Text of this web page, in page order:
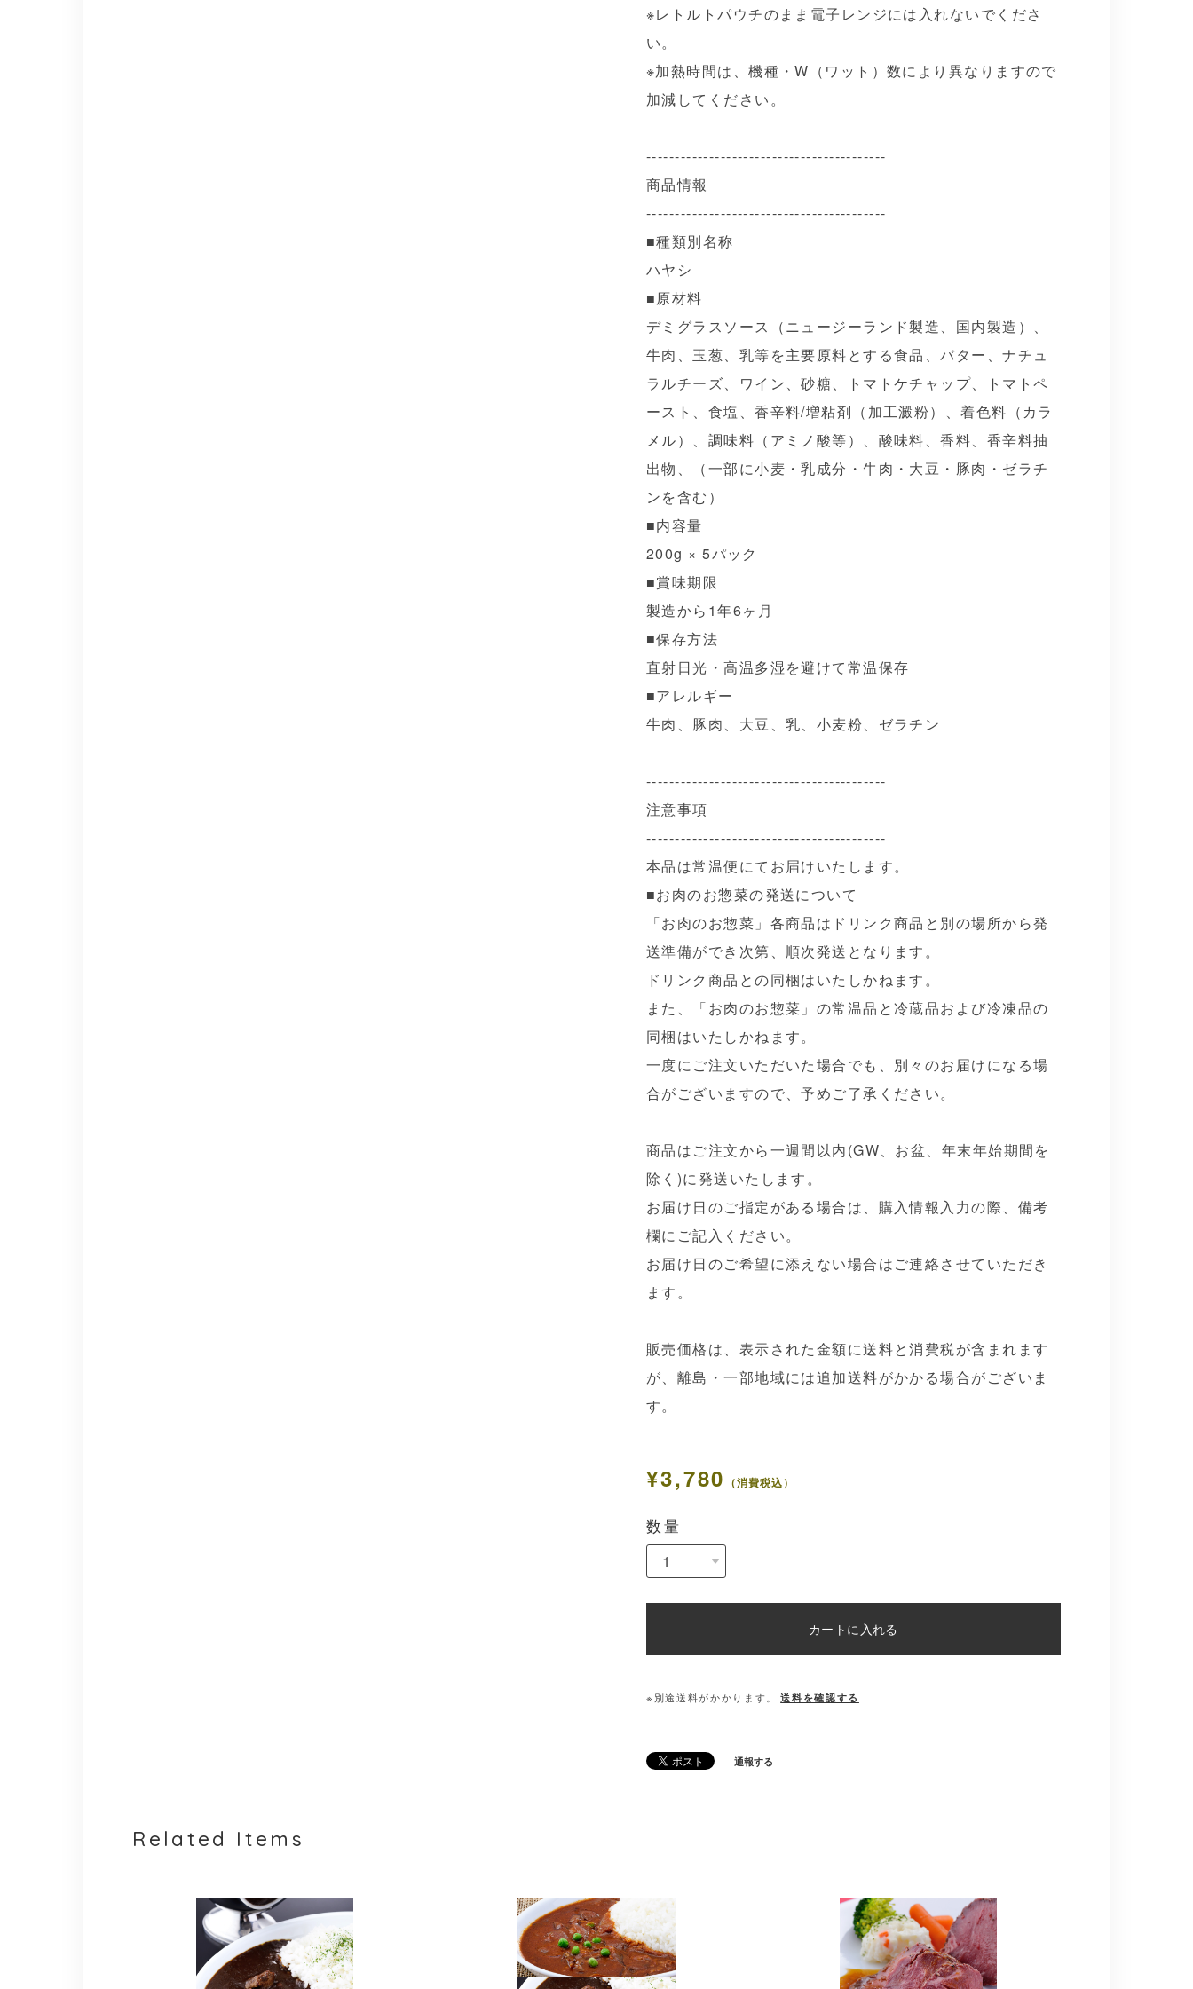
※レトルトパウチのまま電子レンジには入れないでくださ
い。
※加熱時間は、機種・W（ワット）数により異なりますので
加減してください。
------------------------------------------
商品情報
------------------------------------------
■種類別名称
ハヤシ
■原材料
デミグラスソース（ニュージーランド製造、国内製造）、
牛肉、玉葱、乳等を主要原料とする食品、バター、ナチュ
ラルチーズ、ワイン、砂糖、トマトケチャップ、トマトペ
ースト、食塩、香辛料/増粘剤（加工澱粉）、着色料（カラ
メル）、調味料（アミノ酸等）、酸味料、香料、香辛料抽
出物、（一部に小麦・乳成分・牛肉・大豆・豚肉・ゼラチ
ンを含む）
■内容量
200g × 5パック
■賞味期限
製造から1年6ヶ月
■保存方法
直射日光・高温多湿を避けて常温保存
■アレルギー
牛肉、豚肉、大豆、乳、小麦粉、ゼラチン
------------------------------------------
注意事項
------------------------------------------
本品は常温便にてお届けいたします。
■お肉のお惣菜の発送について
「お肉のお惣菜」各商品はドリンク商品と別の場所から発
送準備ができ次第、順次発送となります。
ドリンク商品との同梱はいたしかねます。
また、「お肉のお惣菜」の常温品と冷蔵品および冷凍品の
同梱はいたしかねます。
一度にご注文いただいた場合でも、別々のお届けになる場
合がございますので、予めご了承ください。
商品はご注文から一週間以内(GW、お盆、年末年始期間を
除く)に発送いたします。
お届け日のご指定がある場合は、購入情報入力の際、備考
欄にご記入ください。
お届け日のご希望に添えない場合はご連絡させていただき
ます。
販売価格は、表示された金額に送料と消費税が含まれます
が、離島・一部地域には追加送料がかかる場合がございま
す。
¥3,780 （消費税込）
数量
カートに入れる
※別途送料がかかります。 送料を確認する
通報する
Related Items